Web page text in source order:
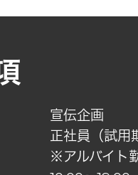
宣伝企画
正社員（試用
※アルバイト